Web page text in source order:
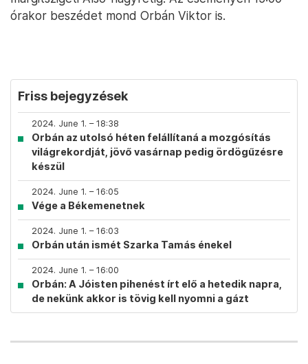
órakor beszédet mond Orbán Viktor is.
Friss bejegyzések
2024. June 1. – 18:38
Orbán az utolsó héten felállítaná a mozgósítás
világrekordját, jövő vasárnap pedig ördögűzésre
készül
2024. June 1. – 16:05
Vége a Békemenetnek
2024. June 1. – 16:03
Orbán után ismét Szarka Tamás énekel
2024. June 1. – 16:00
Orbán: A Jóisten pihenést írt elő a hetedik napra,
de nekünk akkor is tövig kell nyomni a gázt